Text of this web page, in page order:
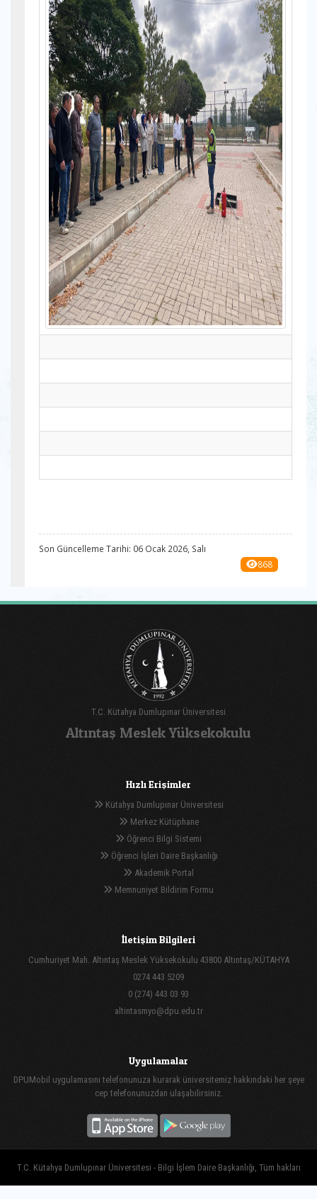
Son Güncelleme Tarihi: 06 Ocak 2026, Salı
868
T.C. Kütahya Dumlupınar Üniversitesi
Altıntaş Meslek Yüksekokulu
Hızlı Erişimler
Kütahya Dumlupınar Üniversitesi
Merkez Kütüphane
Öğrenci Bilgi Sistemi
Öğrenci İşleri Daire Başkanlığı
Akademik Portal
Memnuniyet Bildirim Formu
İletişim Bilgileri
Cumhuriyet Mah. Altıntaş Meslek Yüksekokulu 43800 Altıntaş/KÜTAHYA
0274 443 5209
0 (274) 443 03 93
altintasmyo@dpu.edu.tr
Uygulamalar
DPUMobil uygulamasını telefonunuza kurarak üniversitemiz hakkındaki her şeye
cep telefonunuzdan ulaşabilirsiniz.
T.C. Kütahya Dumlupınar Üniversitesi - Bilgi İşlem Daire Başkanlığı, Tüm hakları